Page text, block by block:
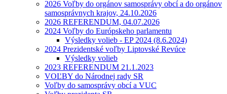
2026 Voľby do orgánov samosprávy obcí a do orgánov
samosprávnych krajov, 24.10.2026
2026 REFERENDUM, 04.07.2026
2024 Voľby do Európskeho parlamentu
Výsledky volieb - EP 2024 (8.6.2024)
2024 Prezidentské voľby Liptovské Revúce
Výsledky volieb
2023 REFERENDUM 21.1.2023
VOĽBY do Národnej rady SR
Voľby do samosprávy obcí a VUC